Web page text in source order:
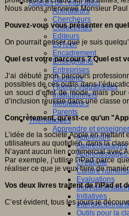
Acteurs de l'éducation
Animateurs
Chercheurs
Collectivités
Editeurs
EdTech
Encadrement
Enseignants
Entreprises
Etudiants
Filières industrielles
Institutionnels
Médiateurs
Parents
Thématiques
Apprendre et enseigner
Apprendre
Apprentissages
Créativité
Culture
Evaluations
Individualisation
Initiatives
Outils pour la
Nous avons interviewé Monsieur
Pouvez-vous vous présenter en
On pourrait penser que je suis
Quel est votre parcours ? Quel est
J’ai débuté mon parcours
possibles de ces outils dans
un souci d’effet de mode, mais
d’inclusion réussie dans une classe
Concrètement, qu’est-ce qu’un
L’idée de la société Apple en
utilisateurs au quotidien, dans la
N’ayant aucun lien commercial avec
Par exemple, j’utilise l’iPad parce
réaliser ce que je veux faire de
Vos deux livres traitent de l’iPad et
C’est évident, tous les jours je